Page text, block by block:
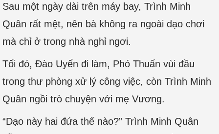
Sau một ngày dài trên máy bay, Trình Minh
Quân rất mệt, nên bà không ra ngoài dạo chơi
mà chỉ ở trong nhà nghỉ ngơi.
Tối đó, Đào Uyển đi làm, Phó Thuấn vùi đầu
trong thư phòng xử lý công việc, còn Trình Minh
Quân ngồi trò chuyện với mẹ Vương.
“Dạo này hai đứa thế nào?” Trình Minh Quân